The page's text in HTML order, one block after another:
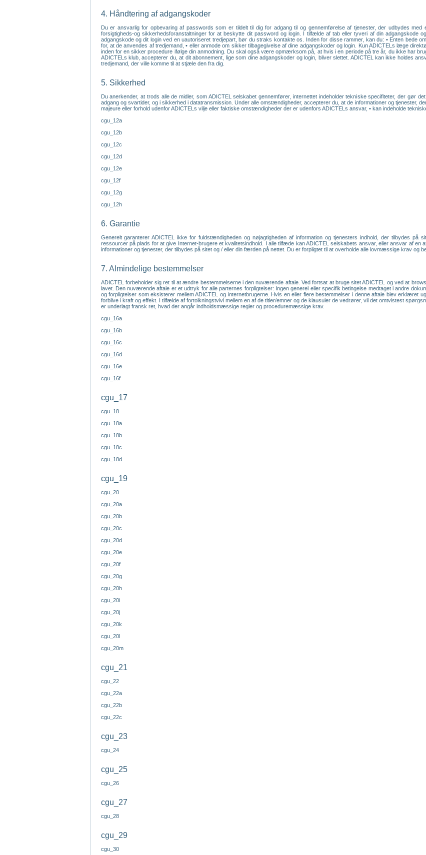
4. Håndtering af adgangskoder
Du er ansvarlig for opbevaring af passwords som er tildelt til dig for adgang til og gennemførelse af tjenester, der udbydes
forsigtigheds-og sikkerhedsforanstaltninger for at beskytte dit password og login. I tilfælde af tab eller tyveri af din adgangskode
adgangskode og dit login ved en uautoriseret tredjepart, bør du straks kontakte os. Inden for disse rammer, kan du: • Enten bede
for, at de anvendes af tredjemand, • eller anmode om sikker tilbagegivelse af dine adgangskoder og login. Kun ADICTELs læge
inden for en sikker procedure ifølge din anmodning. Du skal også være opmærksom på, at hvis i en periode på tre år, du ikke har
ADICTELs klub, accepterer du, at dit abonnement, lige som dine adgangskoder og login, bliver slettet. ADICTEL kan ikke holdes
tredjemand, der ville komme til at stjæle den fra dig.
5. Sikkerhed
Du anerkender, at trods alle de midler, som ADICTEL selskabet gennemfører, internettet indeholder tekniske specifiteter, der gør
adgang og svartider, og i sikkerhed i datatransmission. Under alle omstændigheder, accepterer du, at de informationer og tjenester,
majeure eller forhold udenfor ADICTELs vilje eller faktiske omstændigheder der er udenfors ADICTELs ansvar, • kan indeholde
cgu_12a
cgu_12b
cgu_12c
cgu_12d
cgu_12e
cgu_12f
cgu_12g
cgu_12h
6. Garantie
Generelt garanterer ADICTEL ikke for fuldstændigheden og nøjagtigheden af information og tjenesters indhold, der tilbydes på
ressourcer på plads for at give Internet-brugere et kvalitetsindhold. I alle tilfæde kan ADICTEL selskabets ansvar, eller ansvar af en
informationer og tjenester, der tilbydes på sitet og / eller din færden på nettet. Du er forpligtet til at overholde alle lovmæssige krav og
7. Almindelige bestemmelser
ADICTEL forbeholder sig ret til at ændre bestemmelserne i den nuværende aftale. Ved fortsat at bruge sitet ADICTEL og ved at
lavet. Den nuværende aftale er et udtryk for alle parternes forpligtelser: Ingen generel eller specifik betingelse medtaget i andre
og forpligtelser som eksisterer mellem ADICTEL og internetbrugerne. Hvis en eller flere bestemmelser i denne aftale blev erklæret
forblive i kraft og effekt. I tilfælde af fortolkningstvivl mellem en af de titler/emner og de klausuler de vedrører, vil det omtvistest
er underlagt fransk ret, hvad der angår indholdsmæssige regler og proceduremæssige krav.
cgu_16a
cgu_16b
cgu_16c
cgu_16d
cgu_16e
cgu_16f
cgu_17
cgu_18
cgu_18a
cgu_18b
cgu_18c
cgu_18d
cgu_19
cgu_20
cgu_20a
cgu_20b
cgu_20c
cgu_20d
cgu_20e
cgu_20f
cgu_20g
cgu_20h
cgu_20i
cgu_20j
cgu_20k
cgu_20l
cgu_20m
cgu_21
cgu_22
cgu_22a
cgu_22b
cgu_22c
cgu_23
cgu_24
cgu_25
cgu_26
cgu_27
cgu_28
cgu_29
cgu_30